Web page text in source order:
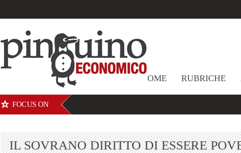
HOME RUBRICHE
FOCUS ON
IL SOVRANO DIRITTO DI ESSERE